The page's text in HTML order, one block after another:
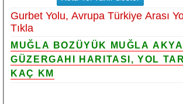
Gurbet Yolu, Avrupa Türkiye Arası
Tıkla
MUĞLA BOZÜYÜK MUĞLA
GÜZERGAHI HARITASI, YOL
KAÇ KM